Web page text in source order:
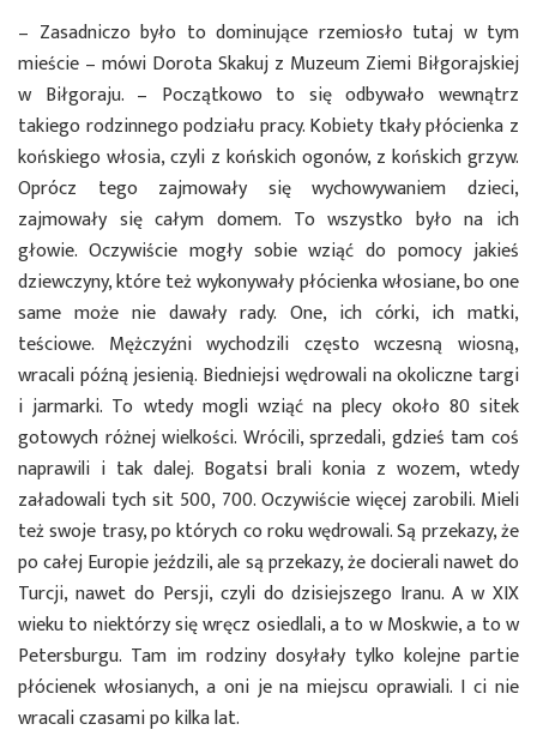
– Zasadniczo było to dominujące rzemiosło tutaj w tym
mieście – mówi Dorota Skakuj z Muzeum Ziemi Biłgorajskiej
w Biłgoraju. – Początkowo to się odbywało wewnątrz
takiego rodzinnego podziału pracy. Kobiety tkały płócienka z
końskiego włosia, czyli z końskich ogonów, z końskich grzyw.
Oprócz tego zajmowały się wychowywaniem dzieci,
zajmowały się całym domem. To wszystko było na ich
głowie. Oczywiście mogły sobie wziąć do pomocy jakieś
dziewczyny, które też wykonywały płócienka włosiane, bo one
same może nie dawały rady. One, ich córki, ich matki,
teściowe. Mężczyźni wychodzili często wczesną wiosną,
wracali późną jesienią. Biedniejsi wędrowali na okoliczne targi
i jarmarki. To wtedy mogli wziąć na plecy około 80 sitek
gotowych różnej wielkości. Wrócili, sprzedali, gdzieś tam coś
naprawili i tak dalej. Bogatsi brali konia z wozem, wtedy
załadowali tych sit 500, 700. Oczywiście więcej zarobili. Mieli
też swoje trasy, po których co roku wędrowali. Są przekazy, że
po całej Europie jeździli, ale są przekazy, że docierali nawet do
Turcji, nawet do Persji, czyli do dzisiejszego Iranu. A w XIX
wieku to niektórzy się wręcz osiedlali, a to w Moskwie, a to w
Petersburgu. Tam im rodziny dosyłały tylko kolejne partie
płócienek włosianych, a oni je na miejscu oprawiali. I ci nie
wracali czasami po kilka lat.